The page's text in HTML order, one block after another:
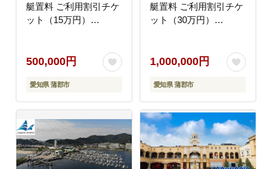
艇置料 ご利用割引チケ
ット（15万円）
500,000円
愛知県 蒲郡市
艇置料 ご利用割引チケ
ット（30万円）
1,000,000円
愛知県 蒲郡市